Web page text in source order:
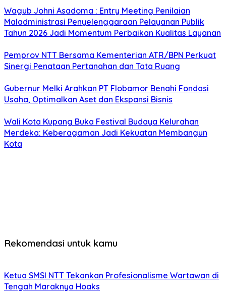
Wagub Johni Asadoma : Entry Meeting Penilaian
Maladministrasi Penyelenggaraan Pelayanan Publik
Tahun 2026 Jadi Momentum Perbaikan Kualitas Layanan
Pemprov NTT Bersama Kementerian ATR/BPN Perkuat
Sinergi Penataan Pertanahan dan Tata Ruang
Gubernur Melki Arahkan PT Flobamor Benahi Fondasi
Usaha, Optimalkan Aset dan Ekspansi Bisnis
Wali Kota Kupang Buka Festival Budaya Kelurahan
Merdeka: Keberagaman Jadi Kekuatan Membangun
Kota
Rekomendasi untuk kamu
Ketua SMSI NTT Tekankan Profesionalisme Wartawan di
Tengah Maraknya Hoaks